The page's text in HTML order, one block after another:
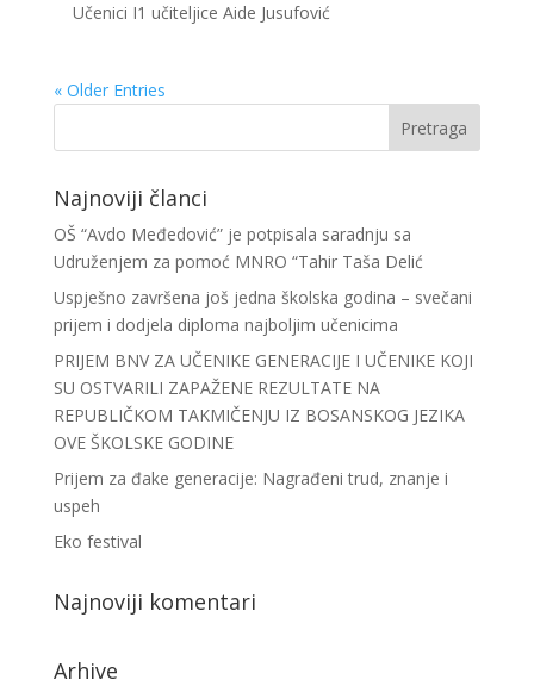
Učenici I1 učiteljice Aide Jusufović
« Older Entries
Najnoviji članci
OŠ “Avdo Međedović” je potpisala saradnju sa
Udruženjem za pomoć MNRO “Tahir Taša Delić
Uspješno završena još jedna školska godina – svečani
prijem i dodjela diploma najboljim učenicima
PRIJEM BNV ZA UČENIKE GENERACIJE I UČENIKE KOJI
SU OSTVARILI ZAPAŽENE REZULTATE NA
REPUBLIČKOM TAKMIČENJU IZ BOSANSKOG JEZIKA
OVE ŠKOLSKE GODINE
Prijem za đake generacije: Nagrađeni trud, znanje i
uspeh
Eko festival
Najnoviji komentari
Arhive